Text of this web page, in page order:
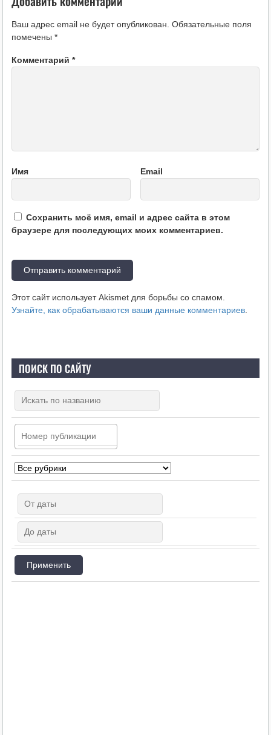
Ваш адрес email не будет опубликован. Обязательные поля
помечены *
Комментарий *
Имя Email
Сохранить моё имя, email и адрес сайта в этом
браузере для последующих моих комментариев.
Этот сайт использует Akismet для борьбы со спамом.
Узнайте, как обрабатываются ваши данные комментариев.
ПОИСК ПО САЙТУ